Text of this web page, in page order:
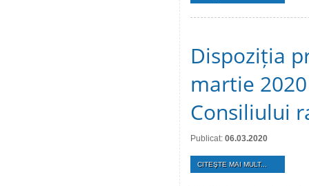
Dispoziția
martie
Consiliului
Publicat: 06.03.2020
CITEŞTE MAI MULT...